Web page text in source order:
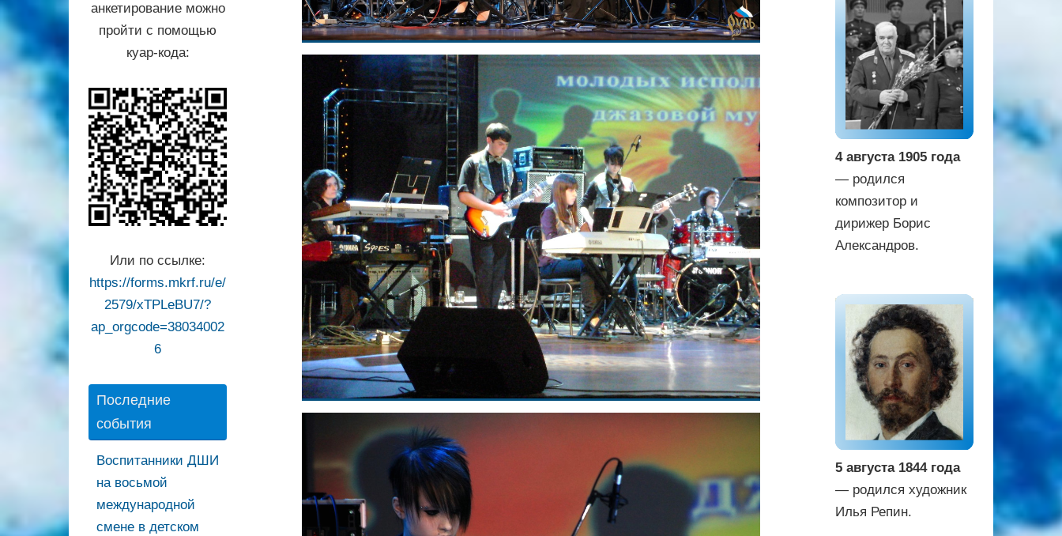
анкетирование можно
пройти с помощью
куар-кода:
Или по ссылке:
https://forms.mkrf.ru/e/
2579/xTPLeBU7/?
ap_orgcode=38034002
6
Последние
события
Воспитанники ДШИ
на восьмой
международной
смене в детском
4 августа 1905 года
— родился
композитор и
дирижер Борис
Александров.
5 августа 1844 года
— родился художник
Илья Репин.